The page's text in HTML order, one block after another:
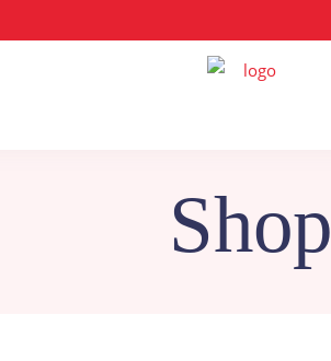
Shop